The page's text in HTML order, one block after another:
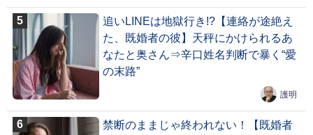
追いLINEは地獄行き!?【連絡が途絶え
た、既婚者の彼】天秤にかけられるあ
なたと奥さん⇒辛口姓名判断で暴く“愛
の末路”
護明
禁断のままじゃ終われない！【既婚者